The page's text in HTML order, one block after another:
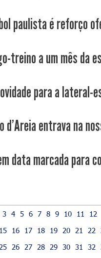
paulista é reforço
treino a um mês da
para a lateral-
d'Areia entrava na
data marcada para
3 4 5 6 7 8 9 10 11 12
15 16 17 18 19 20 21 22
25 26 27 28 29 30 31 32